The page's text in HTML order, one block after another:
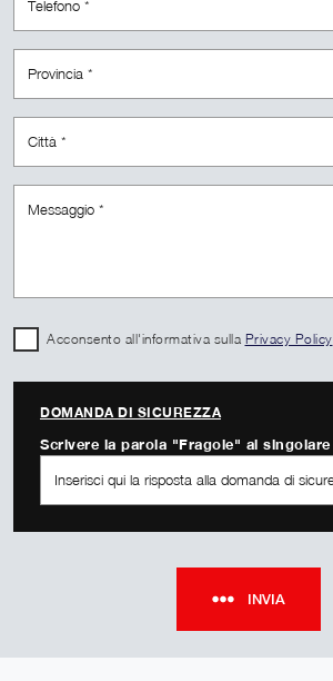
Acconsento all'informativa sulla Privacy Policy
DOMANDA DI SICUREZZA
Scrivere la parola "Fragole" al singolare
INVIA